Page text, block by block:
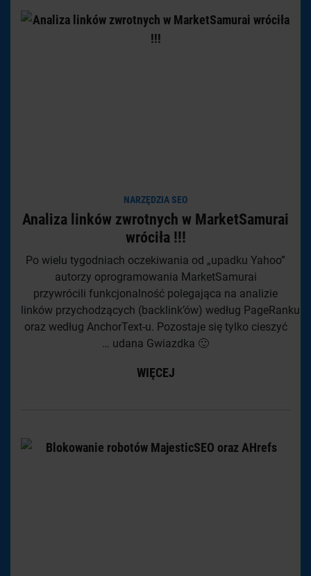
NARZĘDZIA SEO
Analiza linków zwrotnych w MarketSamurai
wróciła !!!
Po wielu tygodniach oczekiwania od „upadku Yahoo”
autorzy oprogramowania MarketSamurai
przywrócili funkcjonalność polegająca na analizie
linków przychodzących (backlink’ów) według PageRanku
oraz według AnchorText-u. Pozostaje się tylko cieszyć
… udana Gwiazdka 🙂
WIĘCEJ